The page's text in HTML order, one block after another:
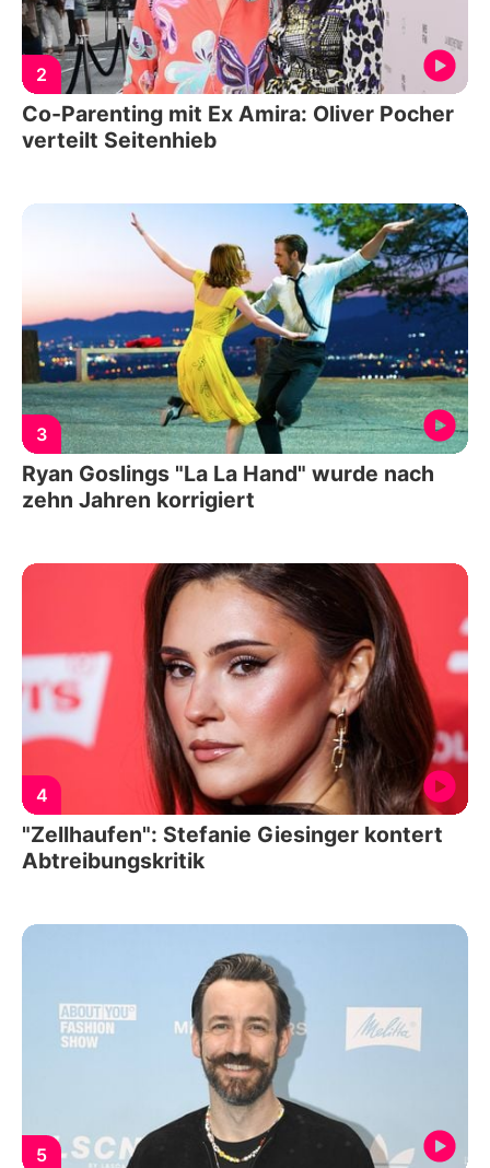
2
Co-Parenting mit Ex Amira: Oliver Pocher
verteilt Seitenhieb
3
Ryan Goslings "La La Hand" wurde nach
zehn Jahren korrigiert
4
"Zellhaufen": Stefanie Giesinger kontert
Abtreibungskritik
5